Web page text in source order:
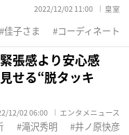
2022/12/02 11:00 皇室
佳子さま コーディネート
張感より安心感
せる“脱タッキ
12/02 06:00 エンタメニュース
滝沢秀明 井ノ原快彦